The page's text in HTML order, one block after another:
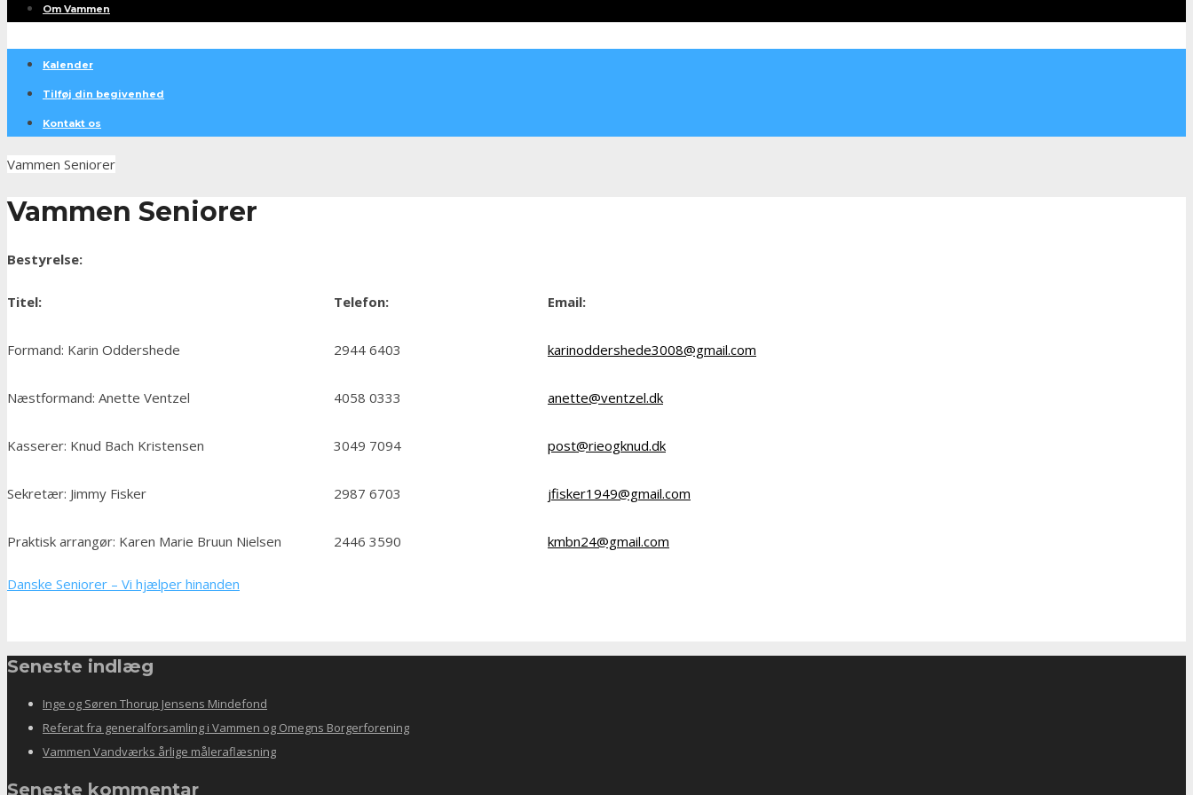
Om Vammen
Kalender
Tilføj din begivenhed
Kontakt os
Vammen Seniorer
Vammen Seniorer
Bestyrelse:
Titel: Telefon: Email:
Formand: Karin Oddershede 2944 6403 karinoddershede3008@gmail.com
Næstformand: Anette Ventzel 4058 0333 anette@ventzel.dk
Kasserer: Knud Bach Kristensen 3049 7094 post@rieogknud.dk
Sekretær: Jimmy Fisker 2987 6703 jfisker1949@gmail.com
Praktisk arrangør: Karen Marie Bruun Nielsen 2446 3590 kmbn24@gmail.com
Danske Seniorer – Vi hjælper hinanden
Seneste indlæg
Inge og Søren Thorup Jensens Mindefond
Referat fra generalforsamling i Vammen og Omegns Borgerforening
Vammen Vandværks årlige måleraflæsning
Seneste kommentar